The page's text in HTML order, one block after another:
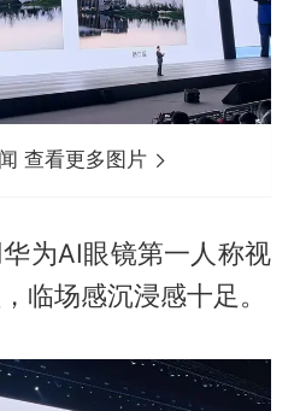
查看更多图片
为AI眼镜第一人称视
临场感沉浸感十足。